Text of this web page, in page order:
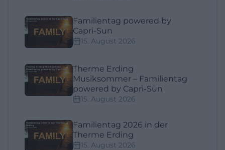
Familientag powered by
Capri-Sun
15. August 2026
Therme Erding
Musiksommer – Familientag
powered by Capri-Sun
15. August 2026
Familientag 2026 in der
Therme Erding
15. August 2026